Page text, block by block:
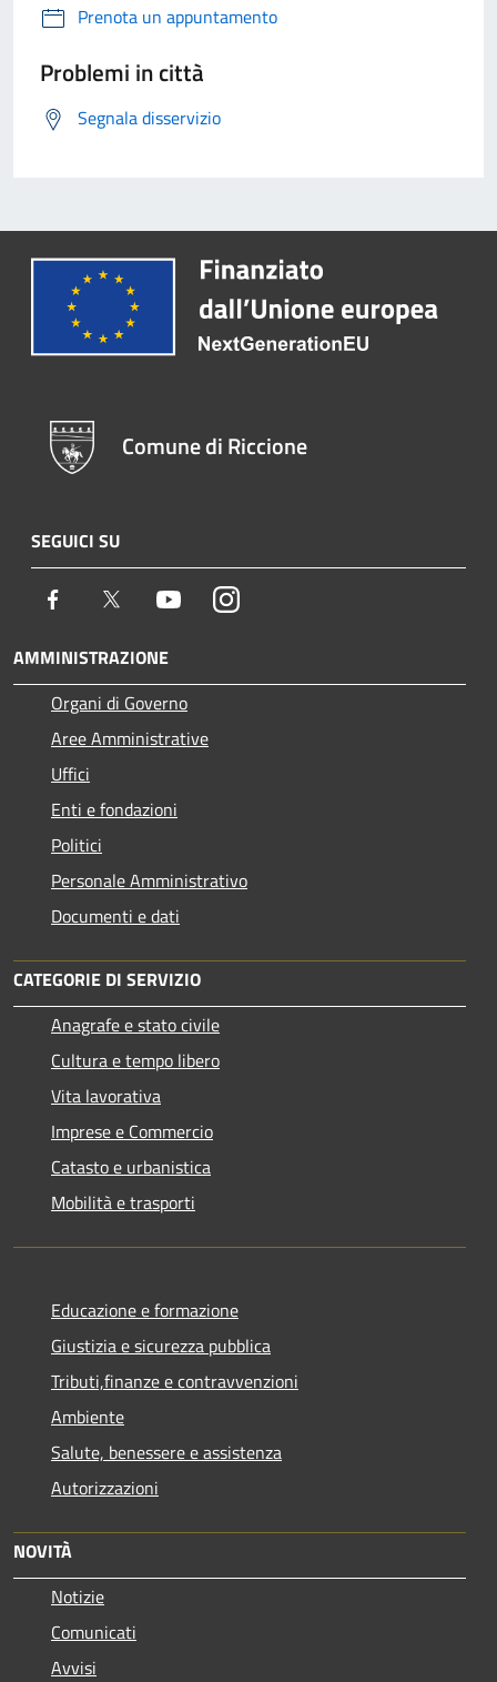
Prenota un appuntamento
Problemi in città
Segnala disservizio
Comune di Riccione
SEGUICI SU
Facebook Twitter YoutubeInstagram
AMMINISTRAZIONE
Organi di Governo
Aree Amministrative
Uffici
Enti e fondazioni
Politici
Personale Amministrativo
Documenti e dati
CATEGORIE DI SERVIZIO
Anagrafe e stato civile
Cultura e tempo libero
Vita lavorativa
Imprese e Commercio
Catasto e urbanistica
Mobilità e trasporti
Educazione e formazione
Giustizia e sicurezza pubblica
Tributi,finanze e contravvenzioni
Ambiente
Salute, benessere e assistenza
Autorizzazioni
NOVITÀ
Notizie
Comunicati
Avvisi